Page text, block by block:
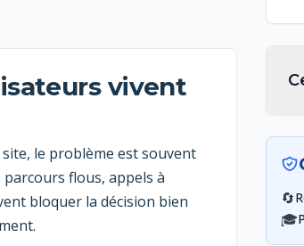
vivent
le problème est souvent
flous, appels à
bloquer la décision bien
🔄
🎓